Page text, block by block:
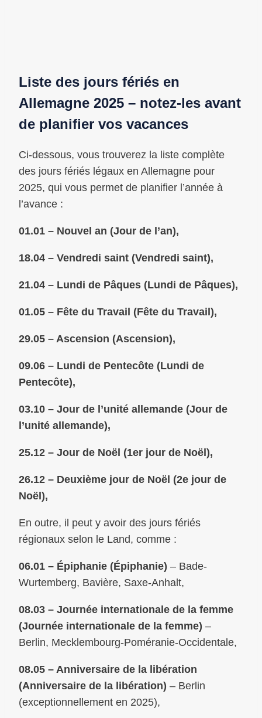
Liste des jours fériés en
Allemagne 2025 – notez-les avant
de planifier vos vacances
Ci-dessous, vous trouverez la liste complète
des jours fériés légaux en Allemagne pour
2025, qui vous permet de planifier l’année à
l’avance :
01.01 – Nouvel an (Jour de l’an),
18.04 – Vendredi saint (Vendredi saint),
21.04 – Lundi de Pâques (Lundi de Pâques),
01.05 – Fête du Travail (Fête du Travail),
29.05 – Ascension (Ascension),
09.06 – Lundi de Pentecôte (Lundi de
Pentecôte),
03.10 – Jour de l’unité allemande (Jour de
l’unité allemande),
25.12 – Jour de Noël (1er jour de Noël),
26.12 – Deuxième jour de Noël (2e jour de
Noël),
En outre, il peut y avoir des jours fériés
régionaux selon le Land, comme :
06.01 – Épiphanie (Épiphanie) – Bade-
Wurtemberg, Bavière, Saxe-Anhalt,
08.03 – Journée internationale de la femme
(Journée internationale de la femme) –
Berlin, Mecklembourg-Poméranie-Occidentale,
08.05 – Anniversaire de la libération
(Anniversaire de la libération) – Berlin
(exceptionnellement en 2025),